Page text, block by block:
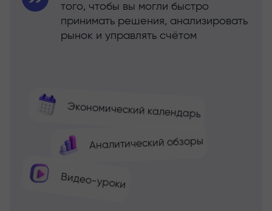
Экономический календарь
Аналитический обзоры
Видео-уроки
того, чтобы вы могли быстро
принимать решения, анализировать
рынок и управлять счётом